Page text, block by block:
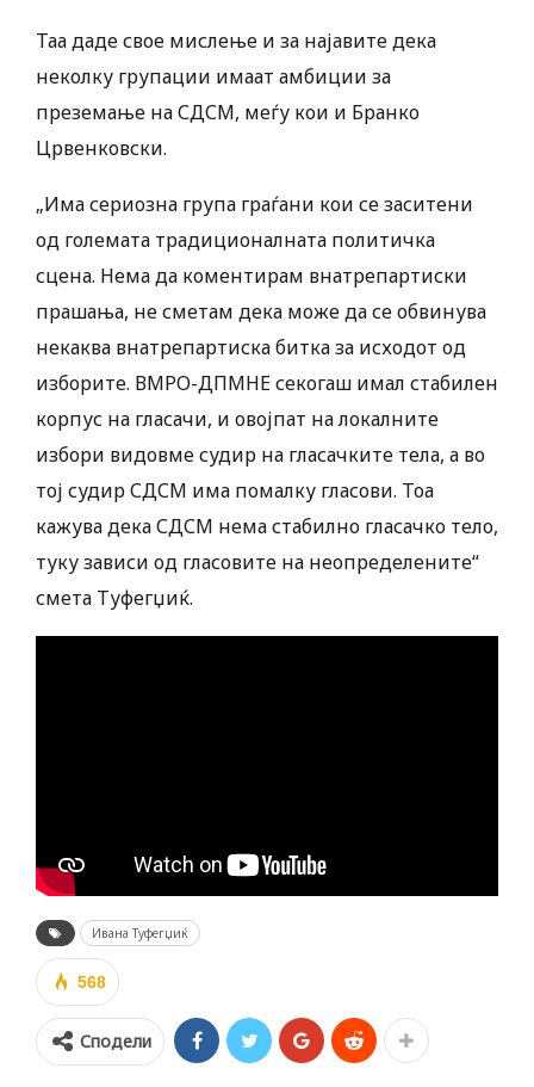
Таа даде свое мислење и за најавите дека
неколку групации имаат амбиции за
преземање на СДСМ, меѓу кои и Бранко
Црвенковски.
„Има сериозна група граѓани кои се заситени
од големата традиционалната политичка
сцена. Нема да коментирам внатрепартиски
прашања, не сметам дека може да се обвинува
некаква внатрепартиска битка за исходот од
изборите. ВМРО-ДПМНЕ секогаш имал стабилен
корпус на гласачи, и овојпат на локалните
избори видовме судир на гласачките тела, а во
тој судир СДСМ има помалку гласови. Тоа
кажува дека СДСМ нема стабилно гласачко тело,
туку зависи од гласовите на неопределените“
смета Туфегџиќ.
Ивана Туфегџиќ
568
Сподели